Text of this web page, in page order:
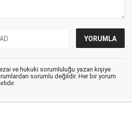
ve hukuki sorumluluğu yazan kişiye
sorumlu değildir. Her bir yorum